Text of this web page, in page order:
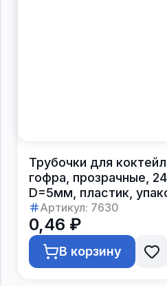
Трубочки для
гофра, прозрачные,
D=5мм, пластик,
250шт.
Артикул: 7630
0,46 ₽
В корзину